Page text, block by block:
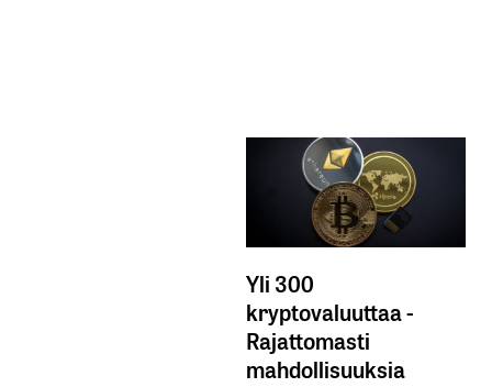
Yli 300
kryptovaluuttaa -
Rajattomasti
mahdollisuuksia